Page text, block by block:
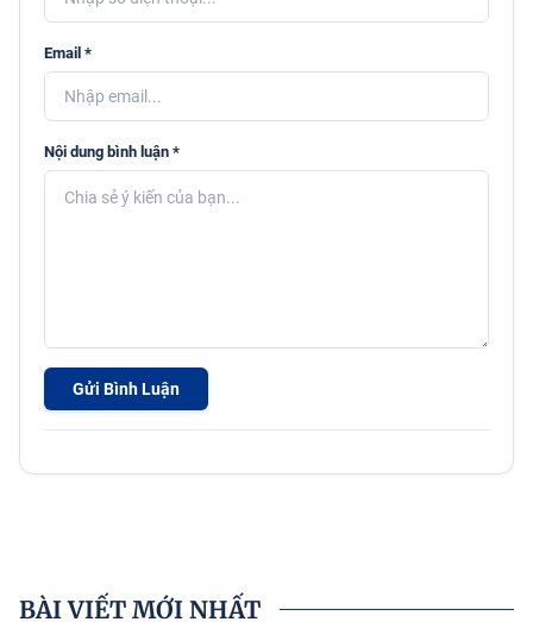
Email *
Nội dung bình luận *
Gửi Bình Luận
BÀI VIẾT MỚI NHẤT